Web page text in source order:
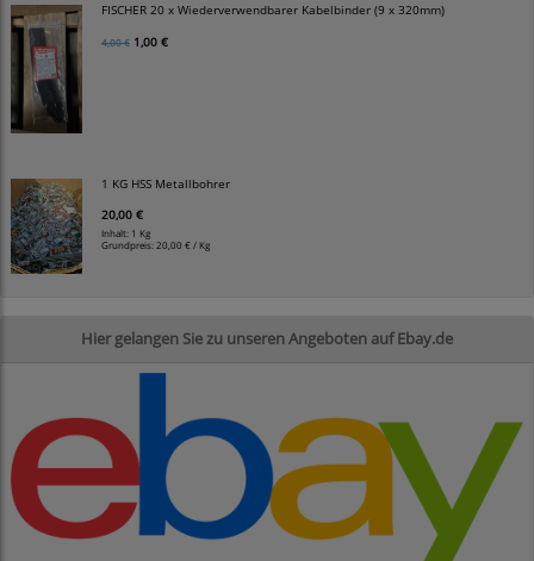
FISCHER 20 x Wiederverwendbarer Kabelbinder (9 x 320mm)
4,00 € 1,00 €
1 KG HSS Metallbohrer
20,00 €
Inhalt: 1 Kg
Grundpreis: 20,00 € / Kg
Hier gelangen Sie zu unseren Angeboten auf Ebay.de